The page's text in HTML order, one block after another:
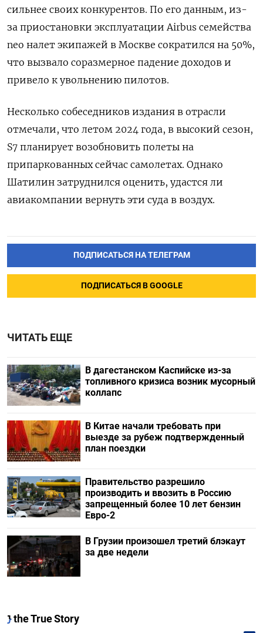
сильнее своих конкурентов. По его данным, из-
за приостановки эксплуатации Airbus семейства
neo налет экипажей в Москве сократился на 50%,
что вызвало соразмерное падение доходов и
привело к увольнению пилотов.
Несколько собеседников издания в отрасли
отмечали, что летом 2024 года, в высокий сезон,
S7 планирует возобновить полеты на
припаркованных сейчас самолетах. Однако
Шатилин затруднился оценить, удастся ли
авиакомпании вернуть эти суда в воздух.
ПОДПИСАТЬСЯ НА ТЕЛЕГРАМ
ПОДПИСАТЬСЯ В GOOGLE
ЧИТАТЬ ЕЩЕ
В дагестанском Каспийске из-за
топливного кризиса возник мусорный
коллапс
В Китае начали требовать при
выезде за рубеж подтвержденный
план поездки
Правительство разрешило
производить и ввозить в Россию
запрещенный более 10 лет бензин
Евро-2
В Грузии произошел третий блэкаут
за две недели